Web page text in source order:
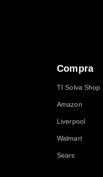
Compra
TI Solva Shop
Amazon
Liverpool
Walmart
Sears